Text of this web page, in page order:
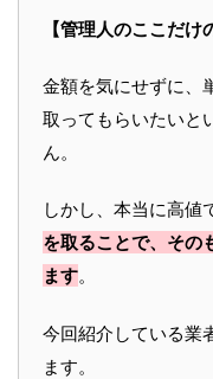
【管理人のここだけ
金額を気にせずに、
取ってもらいたいと
ん。
しかし、本当に高値
を取ることで、その
ます。
今回紹介している業
ます。